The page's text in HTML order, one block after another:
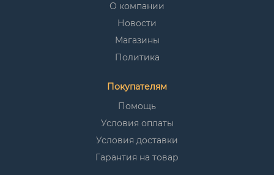
О компании
Новости
Магазины
Политика
Покупателям
Помощь
Условия оплаты
Условия доставки
Гарантия на товар